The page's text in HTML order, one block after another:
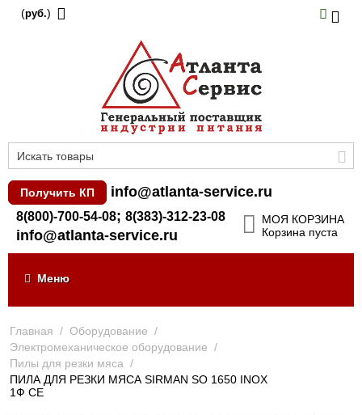
(руб.)
Получить КП info@atlanta-service.ru
8(800)-700-54-08; 8(383)-312-23-08
info@atlanta-service.ru
МОЯ КОРЗИНА
Корзина пуста
Меню
Главная / Оборудование /
Электромеханическое оборудование /
Пилы для резки мяса /
ПИЛА ДЛЯ РЕЗКИ МЯСА SIRMAN SO 1650 INOX
1Ф CE